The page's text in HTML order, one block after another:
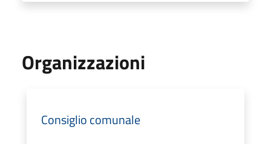
Organizzazioni
Consiglio comunale